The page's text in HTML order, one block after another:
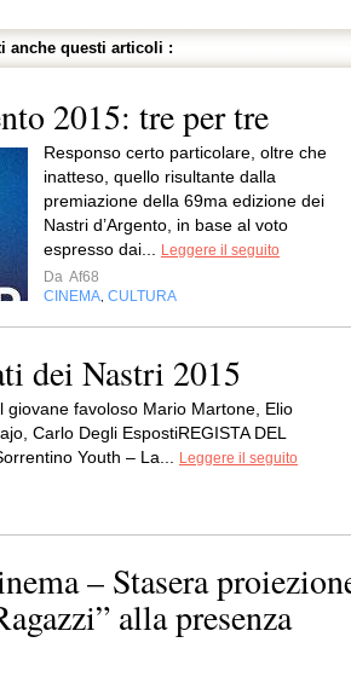
anche questi articoli :
2015: tre per tre
Responso certo particolare, oltre che
inatteso, quello risultante dalla
premiazione della 69ma edizione dei
Nastri d’Argento, in base al voto
espresso dai...
Leggere il seguito
Da Af68
CINEMA CULTURA
dei Nastri 2015
giovane favoloso Mario Martone, Elio
Carlo Degli EspostiREGISTA DEL
Youth – La...
Leggere il seguito
– Stasera
alla presenza